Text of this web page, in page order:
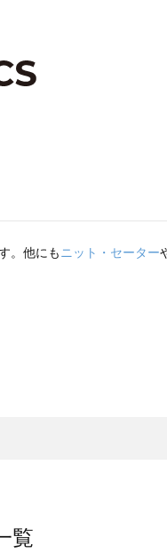
。他にも ニット・セーター
覧